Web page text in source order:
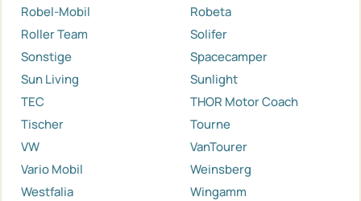
Robel-Mobil
Robeta
Roller Team
Solifer
Sonstige
Spacecamper
Sun Living
Sunlight
TEC
THOR Motor Coach
Tischer
Tourne
VW
VanTourer
Vario Mobil
Weinsberg
Westfalia
Wingamm